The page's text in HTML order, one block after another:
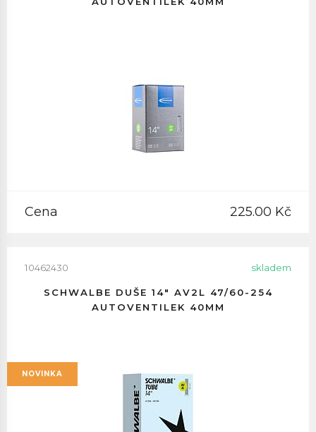
Cena 225.00 Kč
10462430 skladem
SCHWALBE DUŠE 14" AV2L 47/60-254
AUTOVENTILEK 40MM
NOVINKA